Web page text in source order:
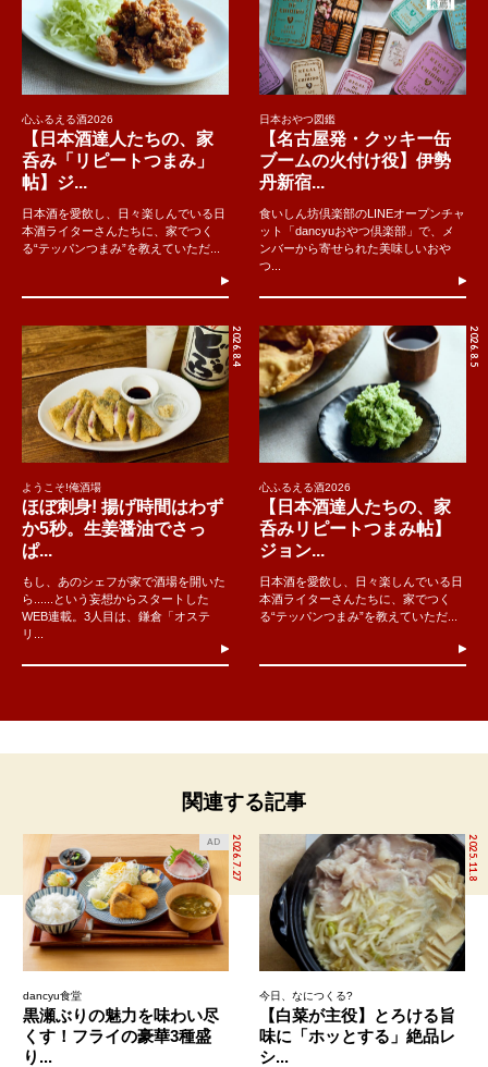
心ふるえる酒2026
【日本酒達人たちの、家
呑み「リピートつまみ」
帖】ジ...
日本酒を愛飲し、日々楽しんでいる日
本酒ライターさんたちに、家でつく
る“テッパンつまみ”を教えていただ...
日本おやつ図鑑
【名古屋発・クッキー缶
ブームの火付け役】伊勢
丹新宿...
食いしん坊倶楽部のLINEオープンチャ
ット「dancyuおやつ倶楽部」で、メ
ンバーから寄せられた美味しいおや
つ...
2026.8.4
ようこそ!俺酒場
ほぼ刺身! 揚げ時間はわず
か5秒。生姜醤油でさっ
ぱ...
もし、あのシェフが家で酒場を開いた
ら......という妄想からスタートした
WEB連載。3人目は、鎌倉「オステ
リ...
2026.8.5
心ふるえる酒2026
【日本酒達人たちの、家
呑みリピートつまみ帖】
ジョン...
日本酒を愛飲し、日々楽しんでいる日
本酒ライターさんたちに、家でつく
る“テッパンつまみ”を教えていただ...
関連する記事
2026.7.27
AD
dancyu食堂
黒瀬ぶりの魅力を味わい尽
くす！フライの豪華3種盛
り...
2025.11.8
今日、なにつくる?
【白菜が主役】とろける旨
味に「ホッとする」絶品レ
シ...